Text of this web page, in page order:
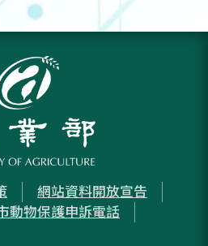
網站資料開放宣告
動物保護申訴電話